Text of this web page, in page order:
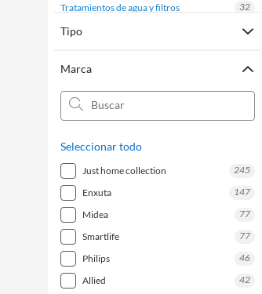
tratamientos de agua y filtros
32
piletas y mesadas de cocina
28
Tipo
Marca
Seleccionar todo
just home collection
245
enxuta
147
midea
77
smartlife
77
philips
46
allied
42